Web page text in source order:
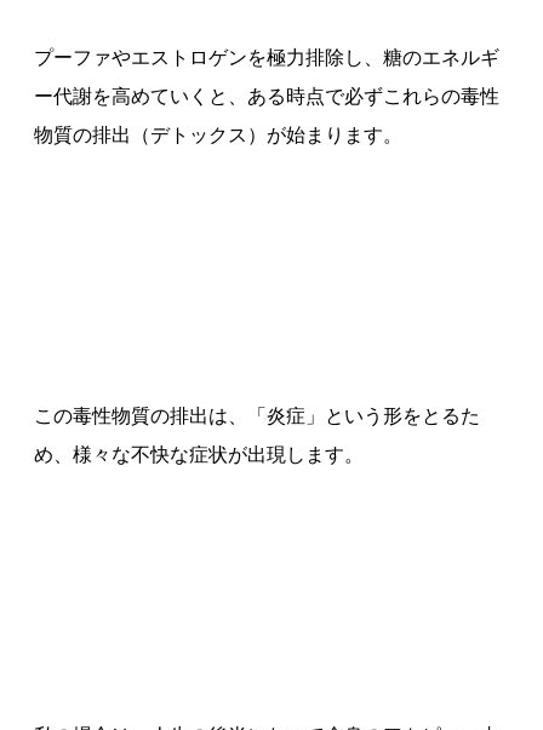
プーファやエストロゲンを極力排除し、糖のエネルギ
ー代謝を高めていくと、ある時点で必ずこれらの毒性
物質の排出（デトックス）が始まります。
この毒性物質の排出は、「炎症」という形をとるた
め、様々な不快な症状が出現します。